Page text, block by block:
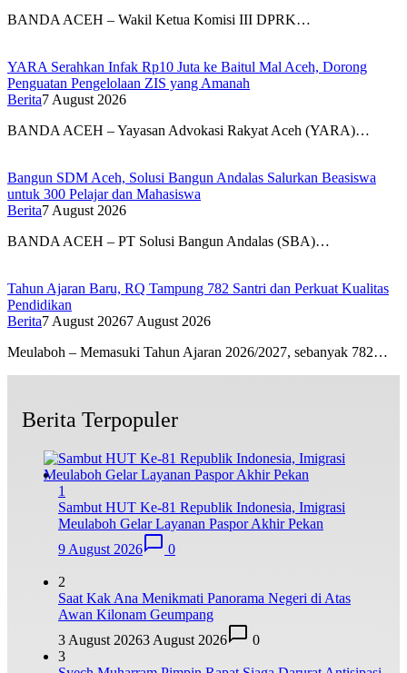
BANDA ACEH – Wakil Ketua Komisi III DPRK…
YARA Serahkan Infak Rp10 Juta ke Baitul Mal Aceh, Dorong
Penguatan Pengelolaan ZIS yang Amanah
Berita7 August 2026
BANDA ACEH – Yayasan Advokasi Rakyat Aceh (YARA)…
Bangun SDM Aceh, Solusi Bangun Andalas Salurkan Beasiswa
untuk 300 Pelajar dan Mahasiswa
Berita7 August 2026
BANDA ACEH – PT Solusi Bangun Andalas (SBA)…
Tahun Ajaran Baru, RQ Tampung 782 Santri dan Perkuat Kualitas
Pendidikan
Berita7 August 20267 August 2026
Meulaboh – Memasuki Tahun Ajaran 2026/2027, sebanyak 782…
Berita Terpopuler
1
Sambut HUT Ke-81 Republik Indonesia, Imigrasi
Meulaboh Gelar Layanan Paspor Akhir Pekan
9 August 2026
0
2
Saat Kak Ana Menikmati Panorama Negeri di Atas
Awan Kilonam Geumpang
3 August 20263 August 2026
0
3